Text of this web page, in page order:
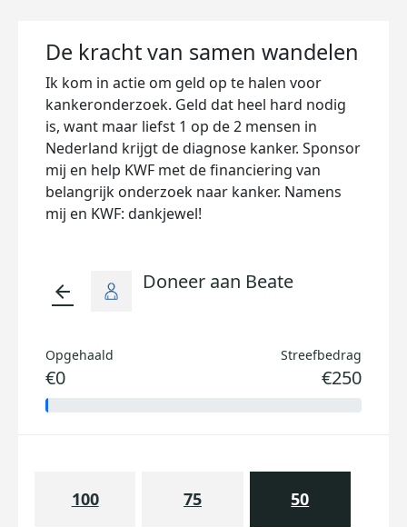
De kracht van samen wandelen
Ik kom in actie om geld op te halen voor
kankeronderzoek. Geld dat heel hard nodig
is, want maar liefst 1 op de 2 mensen in
Nederland krijgt de diagnose kanker. Sponsor
mij en help KWF met de financiering van
belangrijk onderzoek naar kanker. Namens
mij en KWF: dankjewel!
arrow_back Doneer aan Beate
Opgehaald
€0
Streefbedrag
€250
100 75 50